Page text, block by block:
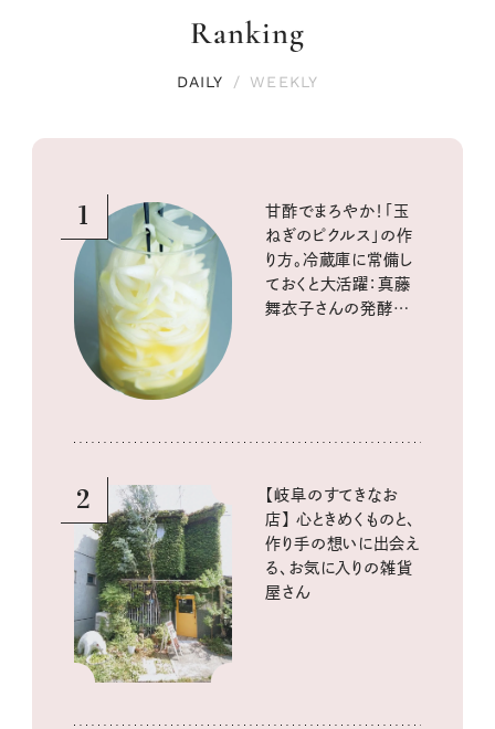
Ranking
DAILY / WEEKLY
1
甘酢でまろやか！「玉
ねぎのピクルス」の作
り方。冷蔵庫に常備し
ておくと大活躍：真藤
舞衣子さんの発酵と
2
【岐阜のすてきなお
店】 心ときめくものと、
作り手の想いに出会え
る、お気に入りの雑貨
屋さん